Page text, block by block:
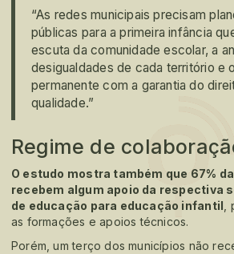
“As redes municipais precisam
públicas para a primeira infância
escuta da comunidade escolar, a
desigualdades de cada território e
permanente com a garantia do
qualidade.”
Regime de
O estudo mostra também que 67%
recebem algum apoio da respectiva
de educação para educação infantil
as formações e apoios técnicos.
Porém, um terço dos municípios não